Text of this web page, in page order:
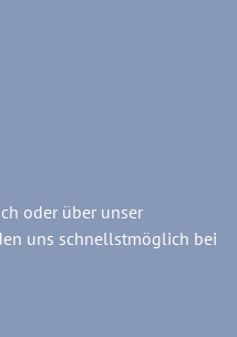
oder über unser
uns schnellstmöglich bei